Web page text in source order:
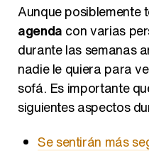
agendacon varias
durante las semanas
nadie le quiera para
sofá. Es importante
siguientes aspectos
tendrán miedo a